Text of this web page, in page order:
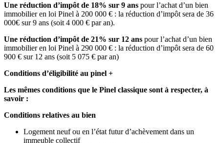
Une réduction d’impôt de 18% sur 9 ans pour l’achat d’un bien
immobilier en loi Pinel à 200 000 € : la réduction d’impôt sera de 36
000€ sur 9 ans (soit 4 000 € par an).
Une réduction d’impôt de 21% sur 12 ans pour l’achat d’un bien
immobilier en loi Pinel à 290 000 € : la réduction d’impôt sera de 60
900 € sur 12 ans (soit 5 075 € par an)
Conditions d’éligibilité au pinel +
Les mêmes conditions que le Pinel classique sont à respecter, à
savoir :
Conditions relatives au bien
Logement neuf ou en l’état futur d’achèvement dans un
immeuble collectif